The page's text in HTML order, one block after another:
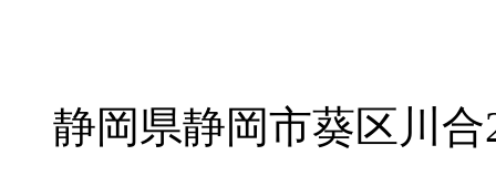
静岡県静岡市葵区川合